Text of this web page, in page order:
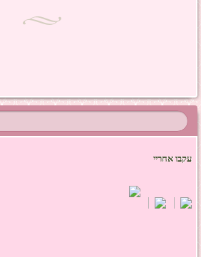
עקבו אחריי